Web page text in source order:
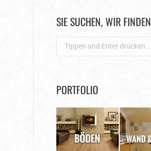
SIE SUCHEN, WIR FINDEN
Search:
PORTFOLIO